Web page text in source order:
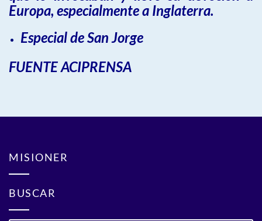
Europa, especialmente a Inglaterra.
Especial de San Jorge
FUENTE ACIPRENSA
MISIONER
BUSCAR